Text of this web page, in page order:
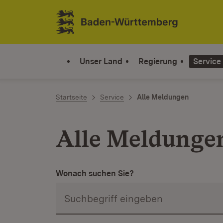
Zum Inhalt springen
Link zur Startseite
Unser Land Regierung Service
Startseite Service Alle Meldungen
Alle
Wonach suchen Sie?